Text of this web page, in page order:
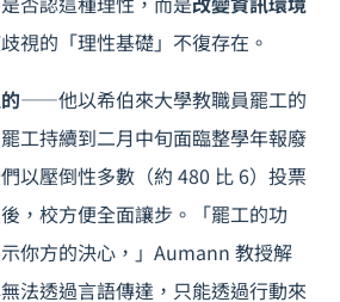
歧視的「理性基礎」不復存在。
——他以希伯來大學教職員罷工的
工持續到二月中旬面臨整學年報廢
以壓倒性多數（約 480 比 6）投票
，校方便全面讓步。「罷工的功
你方的決心，」Aumann 教授解
法透過言語傳達，只能透過行動來